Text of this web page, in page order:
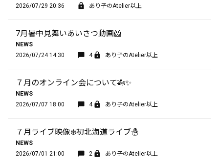
2026/07/29 20:36
あり子のAtelier以上
7月暑中見舞いあいさつ動画🐹
NEWS
2026/07/24 14:30
4 あり子のAtelier以上
７月のオンライン会について🎋✨
NEWS
2026/07/07 18:00
4 あり子のAtelier以上
７月ライブ映像❄️初北海道ライブ☃️
NEWS
2026/07/01 21:00
2 あり子のAtelier以上